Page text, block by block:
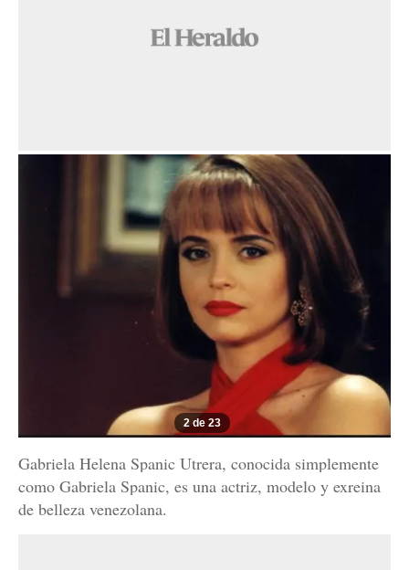
2 de 23
Gabriela Helena Spanic Utrera, conocida simplemente
como Gabriela Spanic, es una actriz, modelo y exreina
de belleza venezolana.